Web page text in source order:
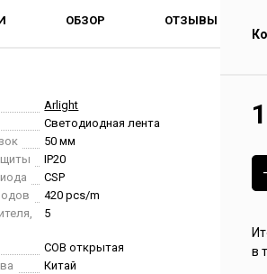
ОБЗОР ОТЗЫВЫ
Arlight
Светодиодная лента
50 мм
IP20
CSP
420 pcs/m
5
COB открытая
Китай
-
в